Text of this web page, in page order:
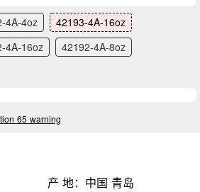
4A-4oz
42193-4A-16oz
4A-16oz
42192-4A-8oz
65 warning
产 地：中国 青岛